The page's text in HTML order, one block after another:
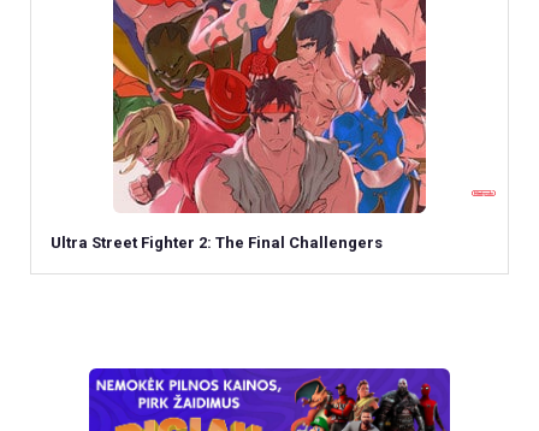
Ultra Street Fighter 2: The Final Challengers